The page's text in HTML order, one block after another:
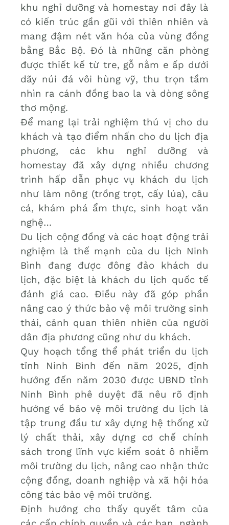
khu nghỉ dưỡng và homestay nơi đây là
có kiến trúc gần gũi với thiên nhiên và
mang đậm nét văn hóa của vùng đồng
bằng Bắc Bộ. Đó là những căn phòng
được thiết kế từ tre, gỗ nằm e ấp dưới
dãy núi đá vôi hùng vỹ, thu trọn tầm
nhìn ra cánh đồng bao la và dòng sông
thơ mộng.
Để mang lại trải nghiệm thú vị cho du
khách và tạo điểm nhấn cho du lịch địa
phương, các khu nghỉ dưỡng và
homestay đã xây dựng nhiều chương
trình hấp dẫn phục vụ khách du lịch
như làm nông (trồng trọt, cấy lúa), câu
cá, khám phá ẩm thực, sinh hoạt văn
nghệ…
Du lịch cộng đồng và các hoạt động trải
nghiệm là thế mạnh của du lịch Ninh
Bình đang được đông đảo khách du
lịch, đặc biệt là khách du lịch quốc tế
đánh giá cao. Điều này đã góp phần
nâng cao ý thức bảo vệ môi trường sinh
thái, cảnh quan thiên nhiên của người
dân địa phương cũng như du khách.
Quy hoạch tổng thể phát triển du lịch
tỉnh Ninh Bình đến năm 2025, định
hướng đến năm 2030 được UBND tỉnh
Ninh Bình phê duyệt đã nêu rõ định
hướng về bảo vệ môi trường du lịch là
tập trung đầu tư xây dựng hệ thống xử
lý chất thải, xây dựng cơ chế chính
sách trong lĩnh vực kiểm soát ô nhiễm
môi trường du lịch, nâng cao nhận thức
cộng đồng, doanh nghiệp và xã hội hóa
công tác bảo vệ môi trường.
Định hướng cho thấy quyết tâm của